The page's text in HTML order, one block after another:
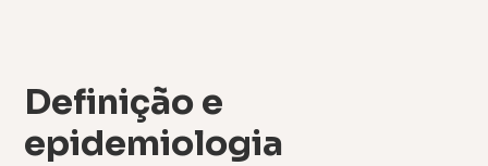
Definição e
epidemiologia